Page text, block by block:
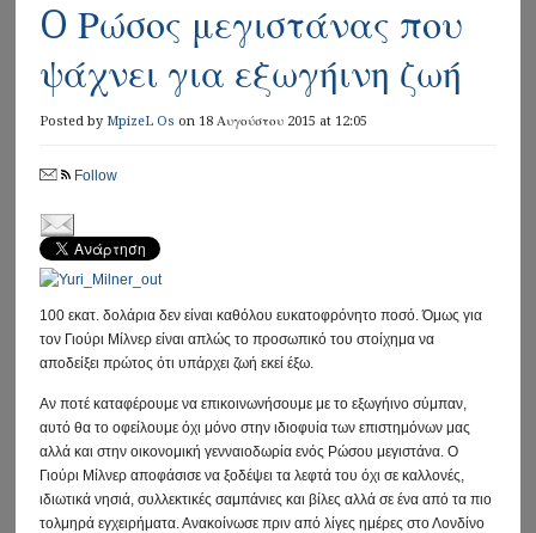
O Ρώσος μεγιστάνας που
ψάχνει για εξωγήινη ζωή
Posted by MpizeL Os on 18 Αυγούστου 2015 at 12:05
Follow
100 εκατ. δολάρια δεν είναι καθόλου ευκατοφρόνητο ποσό. Όμως για
τον Γιούρι Μίλνερ είναι απλώς το προσωπικό του στοίχημα να
αποδείξει πρώτος ότι υπάρχει ζωή εκεί έξω.
Αν ποτέ καταφέρουμε να επικοινωνήσουμε με το εξωγήινο σύμπαν,
αυτό θα το οφείλουμε όχι μόνο στην ιδιοφυία των επιστημόνων μας
αλλά και στην οικονομική γενναιοδωρία ενός Ρώσου μεγιστάνα. Ο
Γιούρι Μίλνερ αποφάσισε να ξοδέψει τα λεφτά του όχι σε καλλονές,
ιδιωτικά νησιά, συλλεκτικές σαμπάνιες και βίλες αλλά σε ένα από τα πιο
τολμηρά εγχειρήματα. Ανακοίνωσε πριν από λίγες ημέρες στο Λονδίνο